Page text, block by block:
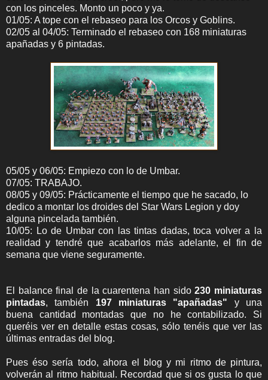
con los pinceles. Monto un poco y ya.
01/05: A tope con el rebaseo para los Orcos y Goblins.
02/05 al 04/05: Terminado el rebaseo con 168 miniaturas
apañadas y 6 pintadas.
05/05 y 06/05: Empiezo con lo de Umbar.
07/05: TRABAJO.
08/05 y 09/05: Prácticamente el tiempo que he sacado, lo
dedico a montar los droides del Star Wars Legion y doy
alguna pincelada también.
10/05: Lo de Umbar con las tintas dadas, toca volver a la
realidad y tendré que acabarlos más adelante, el fin de
semana que viene seguramente.
El balance final de la cuarentena han sido230 miniaturas
pintadas, también 197 miniaturas "apañadas" y una
buena cantidad montadas que no he contabilizado. Si
queréis ver en detalle estas cosas, sólo tenéis que ver las
últimas entradas del blog.
Pues éso sería todo, ahora el blog y mi ritmo de pintura,
volverán al ritmo habitual. Recordad que si os gusta lo que